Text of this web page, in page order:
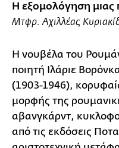
Η εξομολόγηση
Μτφρ. Αχιλλέας
Η νουβέλα του
ποιητή Ιλάριε
(1903-1946),
μορφής της
αβανγκάρντ,
από τις εκδόσεις